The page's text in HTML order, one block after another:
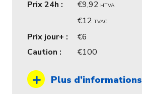
Prix 24h : 9,92 HTVA
12 TVAC
Prix jour+ :
6
Caution :
100
Plus d’informations